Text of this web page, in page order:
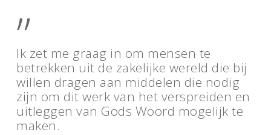
”
Ik zet me graag in om mensen te
betrekken uit de zakelijke wereld die bij
willen dragen aan middelen die nodig
zijn om dit werk van het verspreiden en
uitleggen van Gods Woord mogelijk te
maken.